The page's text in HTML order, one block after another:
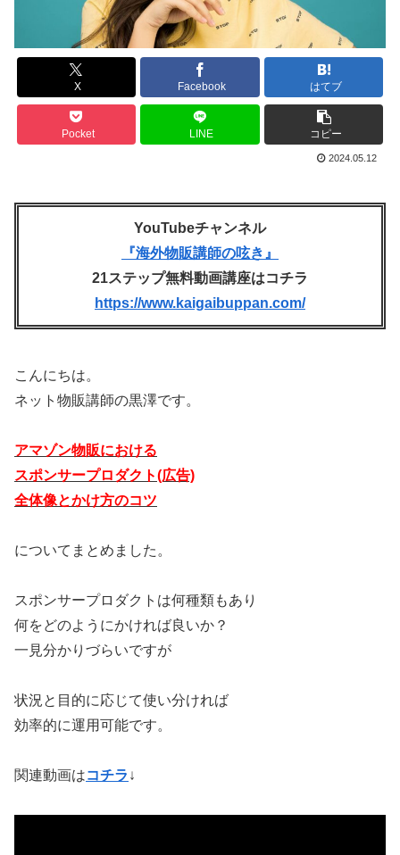
X Facebook はてブ
Pocket LINE コピー
2024.05.12
YouTubeチャンネル
『海外物販講師の呟き』
21ステップ無料動画講座はコチラ
https://www.kaigaibuppan.com/
こんにちは。
ネット物販講師の黒澤です。
アマゾン物販における
スポンサープロダクト(広告)
全体像とかけ方のコツ
についてまとめました。
スポンサープロダクトは何種類もあり
何をどのようにかければ良いか？
一見分かりづらいですが
状況と目的に応じて使い分ければ
効率的に運用可能です。
関連動画はコチラ ↓